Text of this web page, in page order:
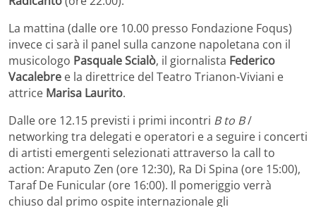
La mattina (dalle ore 10.00 presso Fondazione Foqus)
invece ci sarà il panel sulla canzone napoletana con il
musicologo Pasquale Scialò, il giornalista Federico
Vacalebre e la direttrice del Teatro Trianon-Viviani e
attrice Marisa Laurito.
Dalle ore 12.15 previsti i primi incontri B to B/
networking tra delegati e operatori e a seguire i concerti
di artisti emergenti selezionati attraverso la call to
action: Araputo Zen (ore 12:30), Ra Di Spina (ore 15:00),
Taraf De Funicular (ore 16:00). Il pomeriggio verrà
chiuso dal primo ospite internazionale gli